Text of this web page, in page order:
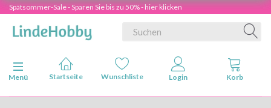
Spätsommer-Sale - Sparen Sie bis zu 50% - hier klicken
Anzeige ändern
Menü